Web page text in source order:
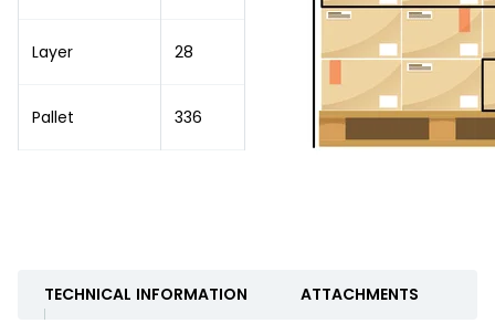
Layer 28
Pallet 336
TECHNICAL INFORMATION ATTACHMENTS